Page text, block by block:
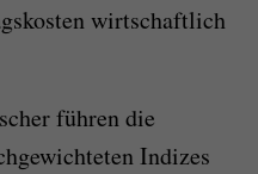
wirtschaftlich
führen die
Indizes